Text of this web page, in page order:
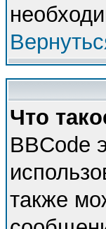
Что
BBCode
также